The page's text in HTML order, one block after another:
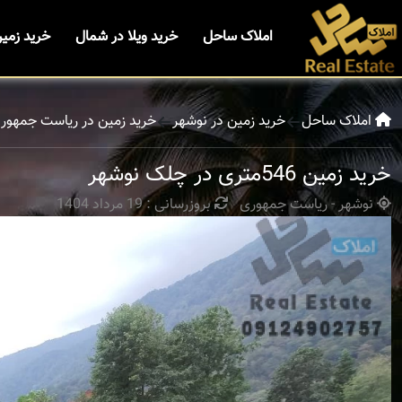
املاک ساحل خرید ویلا در شمال خرید
املاک ساحل خرید زمین در نوشهر خرید زمین در ریاست
خرید زمین 546متری در چلک نوشهر
نوشهر - ریاست جمهوری بروزرسانی : 19 مرداد 1404